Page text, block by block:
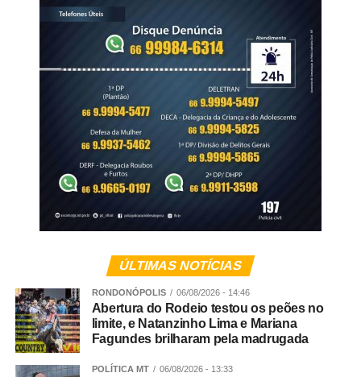
ÚLTIMAS NOTÍCIAS
RONDONÓPOLIS 06/08/2026 - 14:46
Abertura do Rodeio testou os peões no
limite, e Natanzinho Lima e Mariana
Fagundes brilharam pela madrugada
POLÍTICA MT 06/08/2026 - 13:33